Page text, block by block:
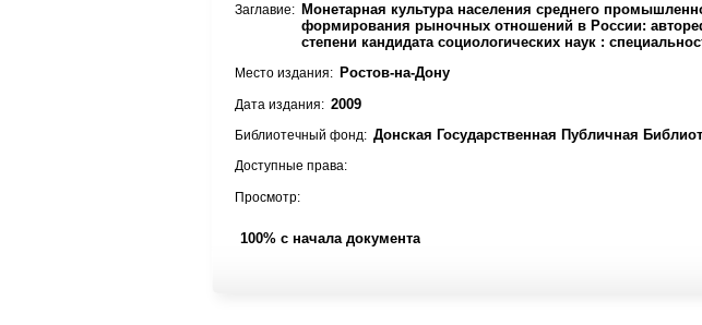
Заглавие:
Монетарная культура населения среднего
формирования рыночных отношений в России:
степени кандидата социологических наук :
Место издания: Ростов-на-Дону
Дата издания: 2009
Библиотечный фонд: Донская Государственная Публичная
Доступные права:
Просмотр:
100% с начала документа